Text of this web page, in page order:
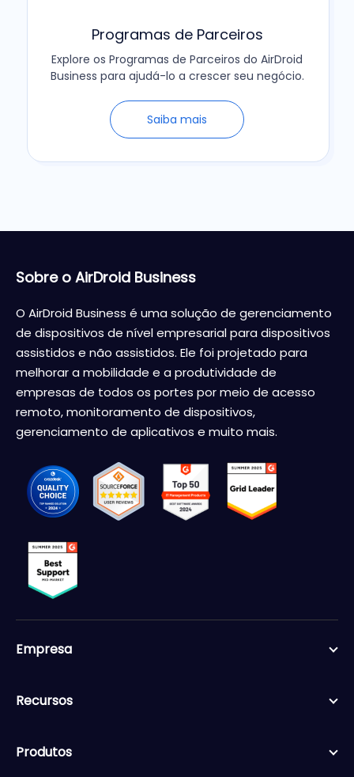
Programas de Parceiros
Explore os Programas de Parceiros do AirDroid
Business para ajudá-lo a crescer seu negócio.
Saiba mais
Sobre o AirDroid Business
O AirDroid Business é uma solução de gerenciamento
de dispositivos de nível empresarial para dispositivos
assistidos e não assistidos. Ele foi projetado para
melhorar a mobilidade e a produtividade de
empresas de todos os portes por meio de acesso
remoto, monitoramento de dispositivos,
gerenciamento de aplicativos e muito mais.
Empresa
Recursos
Produtos